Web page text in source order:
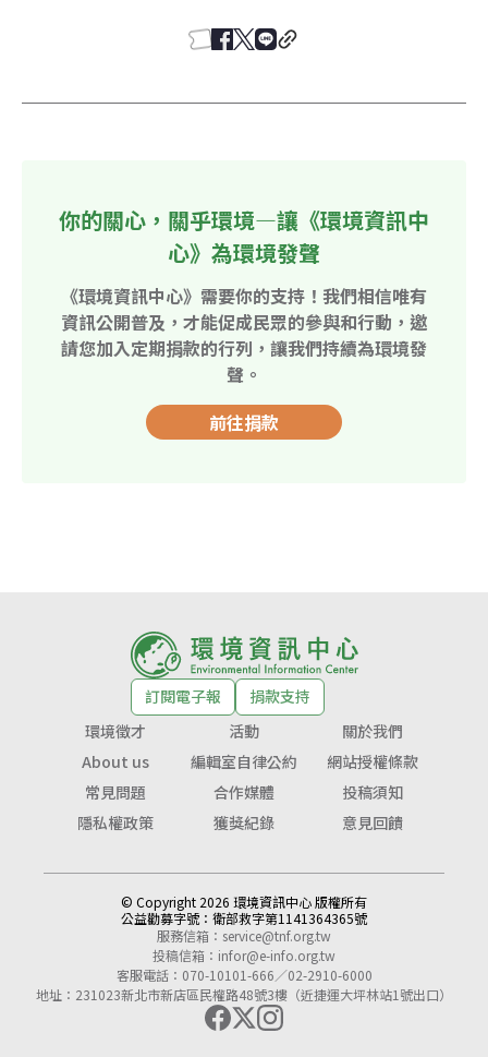
你的關心，關乎環境—讓《環境資訊中
心》為環境發聲
《環境資訊中心》需要你的支持！我們相信唯有
資訊公開普及，才能促成民眾的參與和行動，邀
請您加入定期捐款的行列，讓我們持續為環境發
聲。
前往捐款
訂閱電子報
捐款支持
環境徵才
活動
關於我們
About us
編輯室自律公約
網站授權條款
常見問題
合作媒體
投稿須知
隱私權政策
獲獎紀錄 意見回饋
© Copyright 2026 環境資訊中心 版權所有
公益勸募字號： 衛部救字第1141364365號
服務信箱： service@tnf.org.tw
投稿信箱： infor@e-info.org.tw
客服電話：070-10101-666／02-2910-6000
地址：231023新北市新店區民權路48號3樓（近捷運大坪林站1號出口）